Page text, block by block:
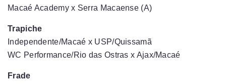
Macaé Academy x Serra Macaense (A)
Trapiche
Independente/Macaé x USP/Quissamã
WC Performance/Rio das Ostras x Ajax/Macaé
Frade